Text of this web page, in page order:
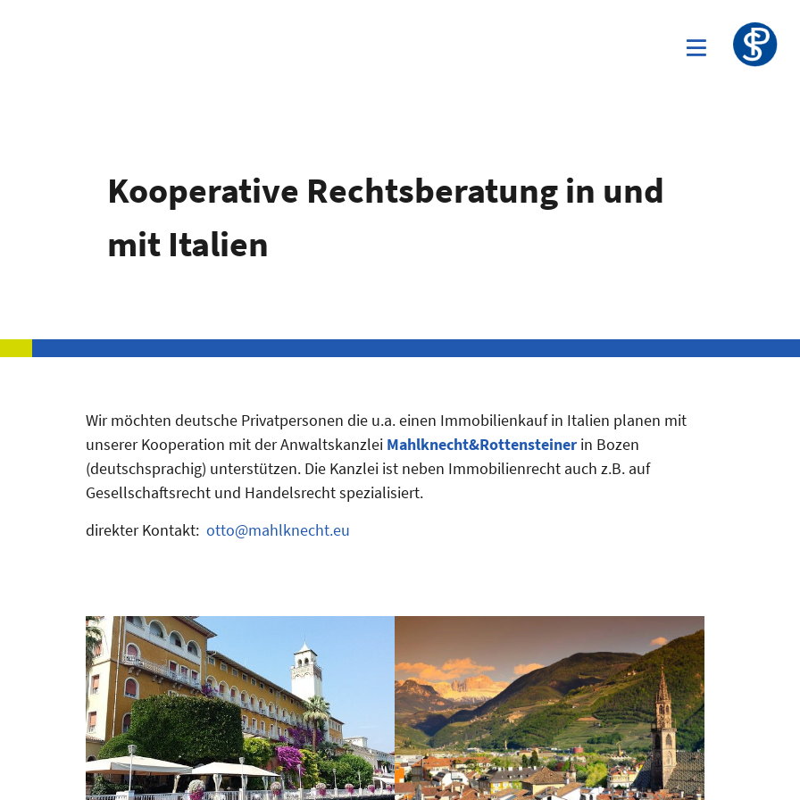
Kooperative Rechtsberatung in und
mit Italien
Wir möchten deutsche Privatpersonen die u.a. einen Immobilienkauf in Italien planen mit
unserer Kooperation mit der Anwaltskanzlei Mahlknecht&Rottensteinerin Bozen
(deutschsprachig) unterstützen. Die Kanzlei ist neben Immobilienrecht auch z.B. auf
Gesellschaftsrecht und Handelsrecht spezialisiert.
direkter Kontakt: otto@mahlknecht.eu